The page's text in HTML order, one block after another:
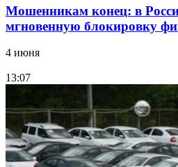
Мошенникам конец: в
мгновенную блокировку
4 июня
13:07